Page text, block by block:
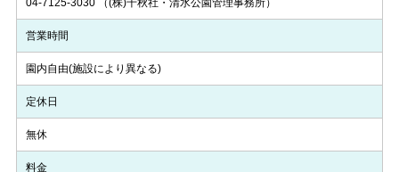
営業時間
園内自由(施設により異なる)
定休日
無休
料金